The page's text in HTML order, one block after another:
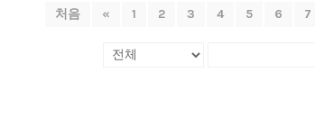
처음 « 1 2 3 4 5 6 7